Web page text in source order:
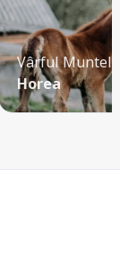
Vârful
Horea